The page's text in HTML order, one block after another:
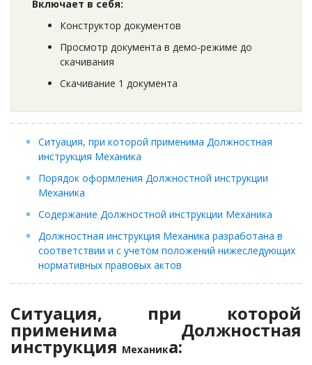
Включает в себя:
Конструктор документов
Просмотр документа в демо-режиме до
скачивания
Скачивание 1 документа
Ситуация, при которой применима Должностная
инструкция Механика
Порядок оформления Должностной инструкции
Механика
Содержание Должностной инструкции Механика
Должностная инструкция Механика разработана в
соответствии и с учетом положений нижеследующих
нормативных правовых актов
Ситуация, при которой
применима Должностная
инструкция Механика: